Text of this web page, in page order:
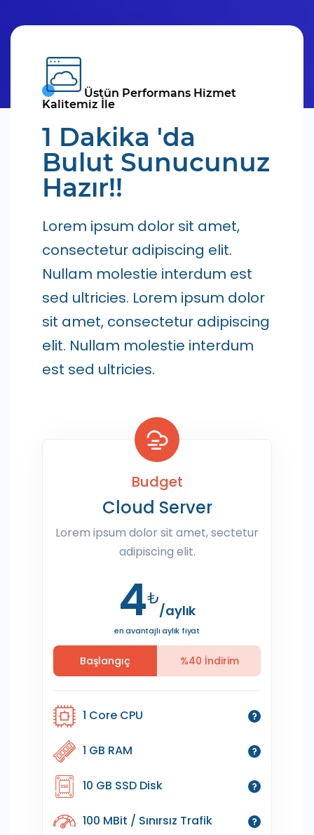
Üstün Performans Hizmet
Kalitemiz İle
1 Dakika 'da
Bulut Sunucunuz
Hazır!!
Lorem ipsum dolor sit amet,
consectetur adipiscing elit.
Nullam molestie interdum est
sed ultricies. Lorem ipsum dolor
sit amet, consectetur adipiscing
elit. Nullam molestie interdum
est sed ultricies.
Budget
Cloud Server
Lorem ipsum dolor sit amet, sectetur
adipiscing elit.
4₺
/aylık
en avantajlı aylık fiyat
Başlangıç %40 İndirim
1 Core CPU
1 GB RAM
10 GB SSD Disk
100 MBit / Sınırsız Trafik